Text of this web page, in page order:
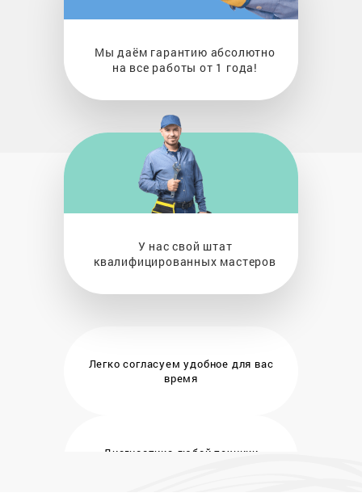
Мы даём гарантию абсолютно
на все работы от 1 года!
У нас свой штат
квалифицированных мастеров
Легко согласуем удобное для вас
время
Диагностика любой техники